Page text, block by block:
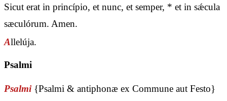
Sicut erat in princípio, et nunc, et semper, * et in sǽcula
sæculórum. Amen.
Allelúja.
Psalmi
Psalmi {Psalmi & antiphonæ ex Commune aut Festo}